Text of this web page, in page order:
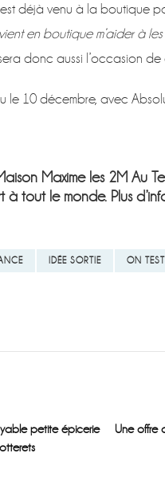
déjà venu à la boutique
en boutique m’aider à
donc aussi l’occasion
10 décembre, avec
Maxime les 2M Au
tout le monde. Plus
IDÉE SORTIE ON
petite épicerie
Une offre